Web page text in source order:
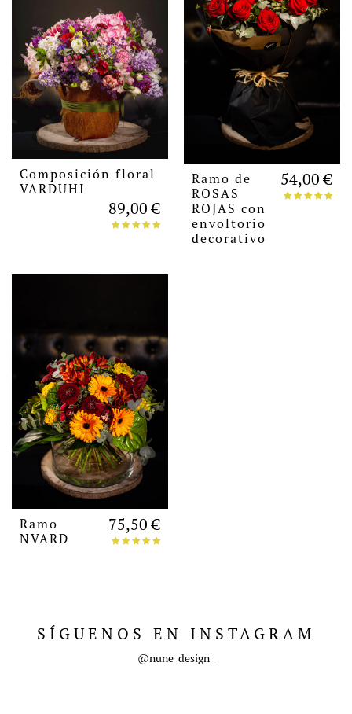
Composición floral
VARDUHI
89,00 €
Ramo de
ROSAS
ROJAS con
envoltorio
decorativo
54,00 €
Ramo
NVARD
75,50 €
SÍGUENOS EN INSTAGRAM
@nune_design_